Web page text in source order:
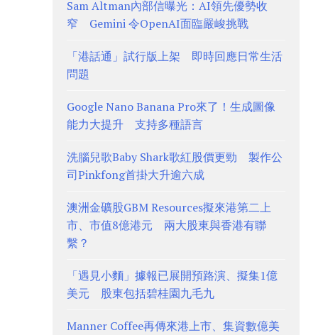
Sam Altman內部信曝光：AI領先優勢收
窄 Gemini 令OpenAI面臨嚴峻挑戰
「港話通」試行版上架 即時回應日常生活
問題
Google Nano Banana Pro來了！生成圖像
能力大提升 支持多種語言
洗腦兒歌Baby Shark歌紅股價更勁 製作公
司Pinkfong首掛大升逾六成
澳洲金礦股GBM Resources擬來港第二上
市、市值8億港元 兩大股東與香港有聯
繫？
「遇見小麵」據報已展開預路演、擬集1億
美元 股東包括碧桂園九毛九
Manner Coffee再傳來港上市、集資數億美